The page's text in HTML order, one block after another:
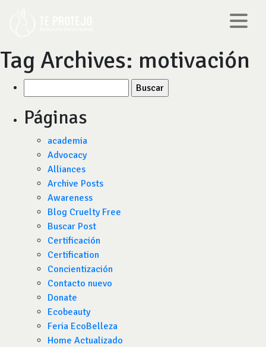
Tag Archives: motivación
por:
Páginas
academia
Advocacy
Alliances
Archive Posts
Awareness
Blog Cruelty Free
Buscar Post
Certificación
Certification
Concientización
Contacto nuevo
Donate
Ecobeauty
Feria EcoBelleza
Home Actualizado